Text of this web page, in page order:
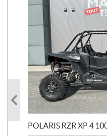
POLARIS RZR XP 4